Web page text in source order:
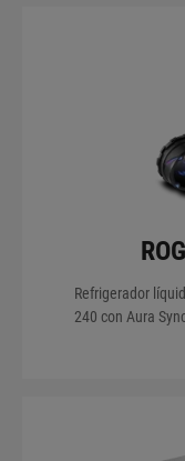
RADIATOR MATERIAL
Refrigerador
240 con Aura